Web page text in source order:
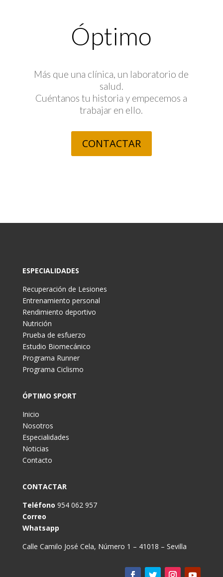
Óptimo
Más que una clínica, un laboratorio de
salud.
Cuéntanos tu historia y empecemos a
trabajar en ello.
CONTACTAR
ESPECIALIDADES
Recuperación de Lesiones
Entrenamiento personal
Rendimiento deportivo
Nutrición
Prueba de esfuerzo
Estudio Biomecánico
Programa Runner
Programa Ciclismo
ÓPTIMO SPORT
Inicio
Nosotros
Especialidades
Noticias
Contacto
CONTACTAR
Teléfono 954 062 957
Correo
Whatsapp
Calle Camilo José Cela, Número 1 – 41018 – Sevilla